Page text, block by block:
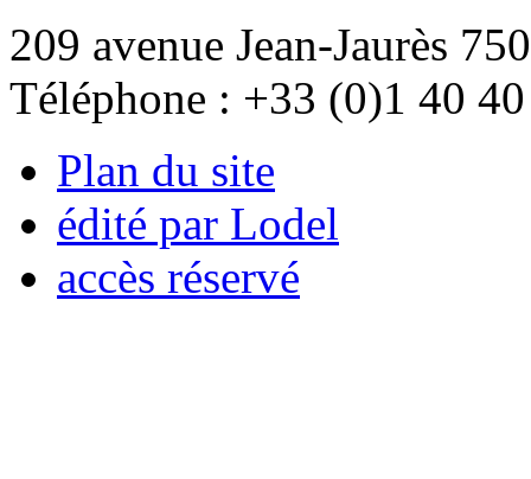
209 avenue Jean-Jaurès
Téléphone : +33 (0)1 40
Plan du site
édité par Lodel
accès réservé